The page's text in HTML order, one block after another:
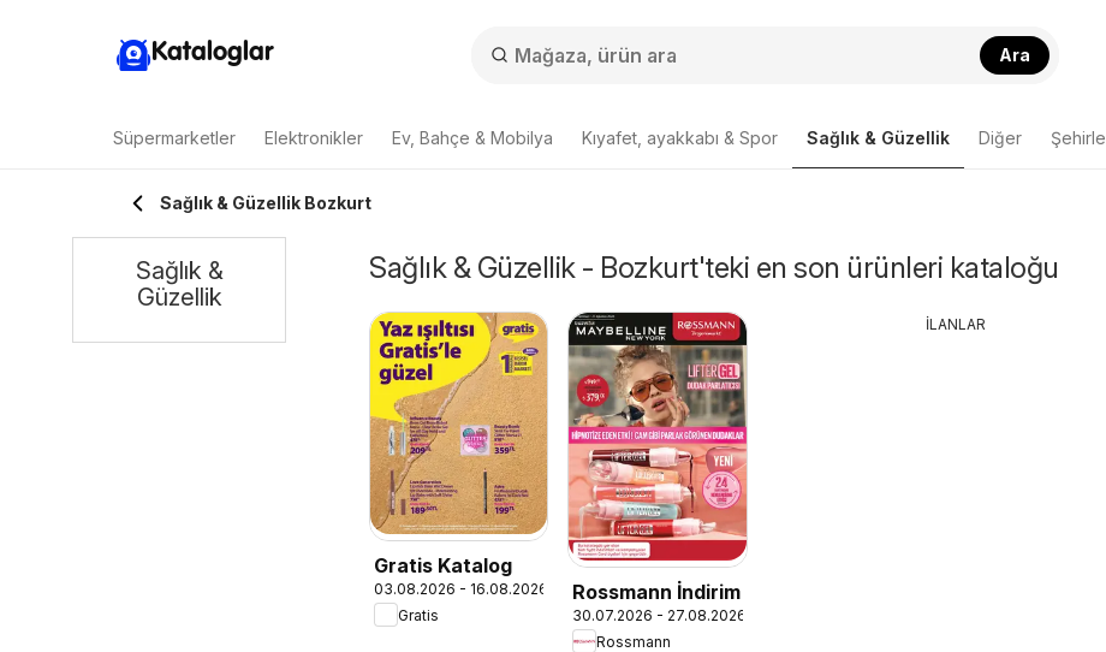
Kataloglar Ara
Süpermarketler Elektronikler Ev, Bahçe & Mobilya Kıyafet, ayakkabı & Spor Sağlık & Güzellik Diğer
Sağlık & Güzellik Bozkurt
Sağlık & Güzellik - Bozkurt'teki en son ürünleri kataloğu
Gratis Katalog
03.08.2026 - 16.08.2026
Gratis
Rossmann İndirim
30.07.2026 - 27.08.2026
Rossmann
İLANLAR
Sağlık &
Güzellik